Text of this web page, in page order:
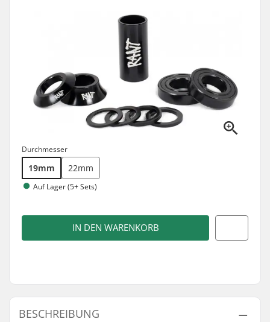
Durchmesser
19mm 22mm
Auf Lager (5+ Sets)
IN DEN WARENKORB
BESCHREIBUNG